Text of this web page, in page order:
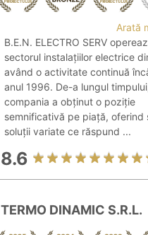
Arată
B.E.N. ELECTRO SERV
sectorul instalațiilor electrice
având o activitate continuă
anul 1996. De-a lungul
compania a obținut o poziție
semnificativă pe piață, oferind
soluții variate ce răspund ...
8.6
TERMO DINAMIC S.R.L.